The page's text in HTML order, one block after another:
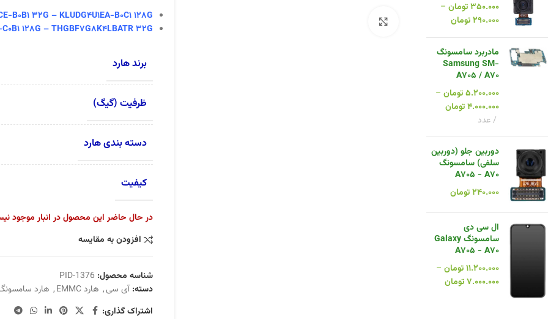
۳۵۰.۰۰۰تومان –
۲۹۰.۰۰۰تومان
مادربرد سامسونگ
Samsung SM-
A705 / A70
۵.۲۰۰.۰۰۰تومان –
۴.۰۰۰.۰۰۰تومان
عدد
دوربین جلو (دوربین
سلفی) سامسونگ
A705 - A70
۲۴۰.۰۰۰تومان
ال سی دی
سامسونگ Galaxy
A705 - A70
۱۱.۲۰۰.۰۰۰تومان –
۷.۰۰۰.۰۰۰تومان
B0B1 32G – KLUDG4U1EA-B0C1 128G
128G – THGBF7G8K4LBATR 32G
برند هارد
ظرفیت (گیگ)
دسته بندی هارد
کیفیت
در حال حاضر این محصول در انبار موجود
افزودن به مقایسه
شناسه محصول: PID-1376
دسته: آی سی, هارد EMMC , هارد
اشتراک گذاری: